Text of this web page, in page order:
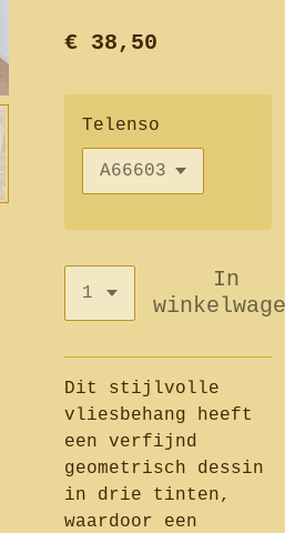
€ 38,50
Telenso
In
Dit stijlvolle
vliesbehang heeft
een verfijnd
geometrisch dessin
in drie tinten,
waardoor een